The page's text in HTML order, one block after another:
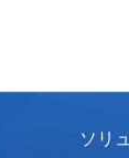
ソリ